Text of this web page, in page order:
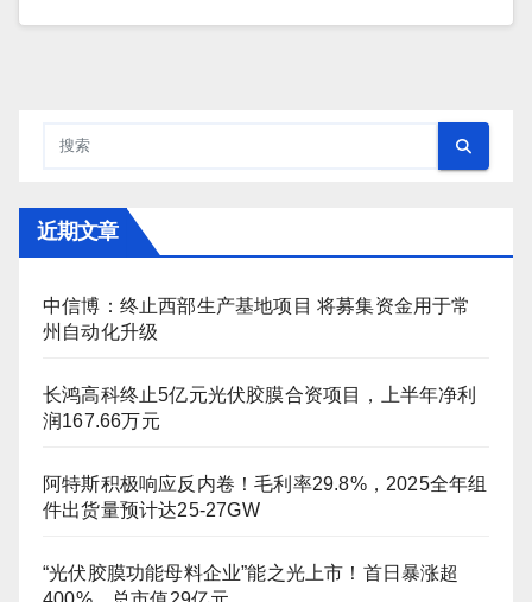
近期文章
中信博：终止西部生产基地项目 将募集资金用于常
州自动化升级
长鸿高科终止5亿元光伏胶膜合资项目，上半年净利
润167.66万元
阿特斯积极响应反内卷！毛利率29.8%，2025全年组
件出货量预计达25-27GW
“光伏胶膜功能母料企业”能之光上市！首日暴涨超